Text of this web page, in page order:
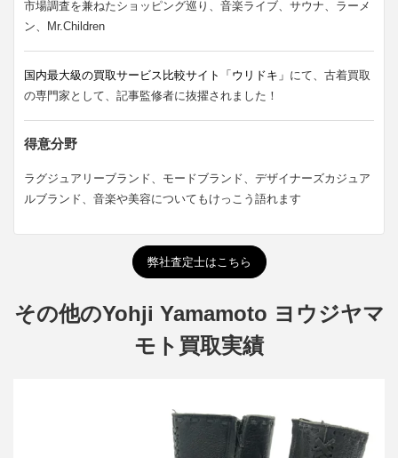
市場調査を兼ねたショッピング巡り、音楽ライブ、サウナ、ラーメ
ン、Mr.Children
国内最大級の買取サービス比較サイト「ウリドキ」 にて、古着買取
の専門家として、記事監修者に抜擢されました！
得意分野
ラグジュアリーブランド、モードブランド、デザイナーズカジュア
ルブランド、音楽や美容についてもけっこう語れます
弊社査定士はこちら
その他のYohji Yamamoto ヨウジヤマ
モト買取実績